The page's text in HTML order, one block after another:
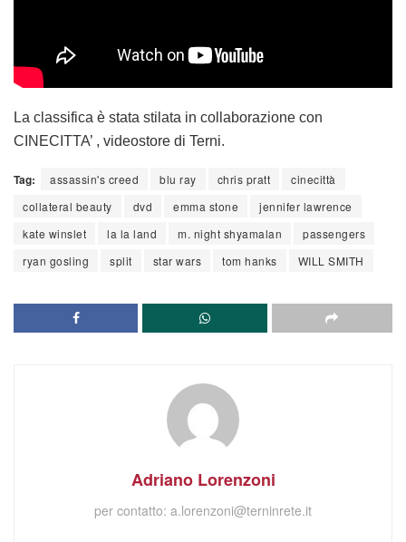
La classifica è stata stilata in collaborazione con
CINECITTA’ , videostore di Terni.
Tag: assassin's creed blu ray chris pratt
cinecittà
collateral beauty
dvd emma stone
jennifer lawrence
kate winslet
la la land m. night shyamalan
passengers
ryan gosling
split star wars tom hanks WILL SMITH
Adriano Lorenzoni
per contatto: a.lorenzoni@terninrete.it